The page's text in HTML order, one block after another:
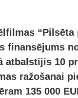
“Pilsēta
finansējums
atbalstījis 10
ražošanai
135 000